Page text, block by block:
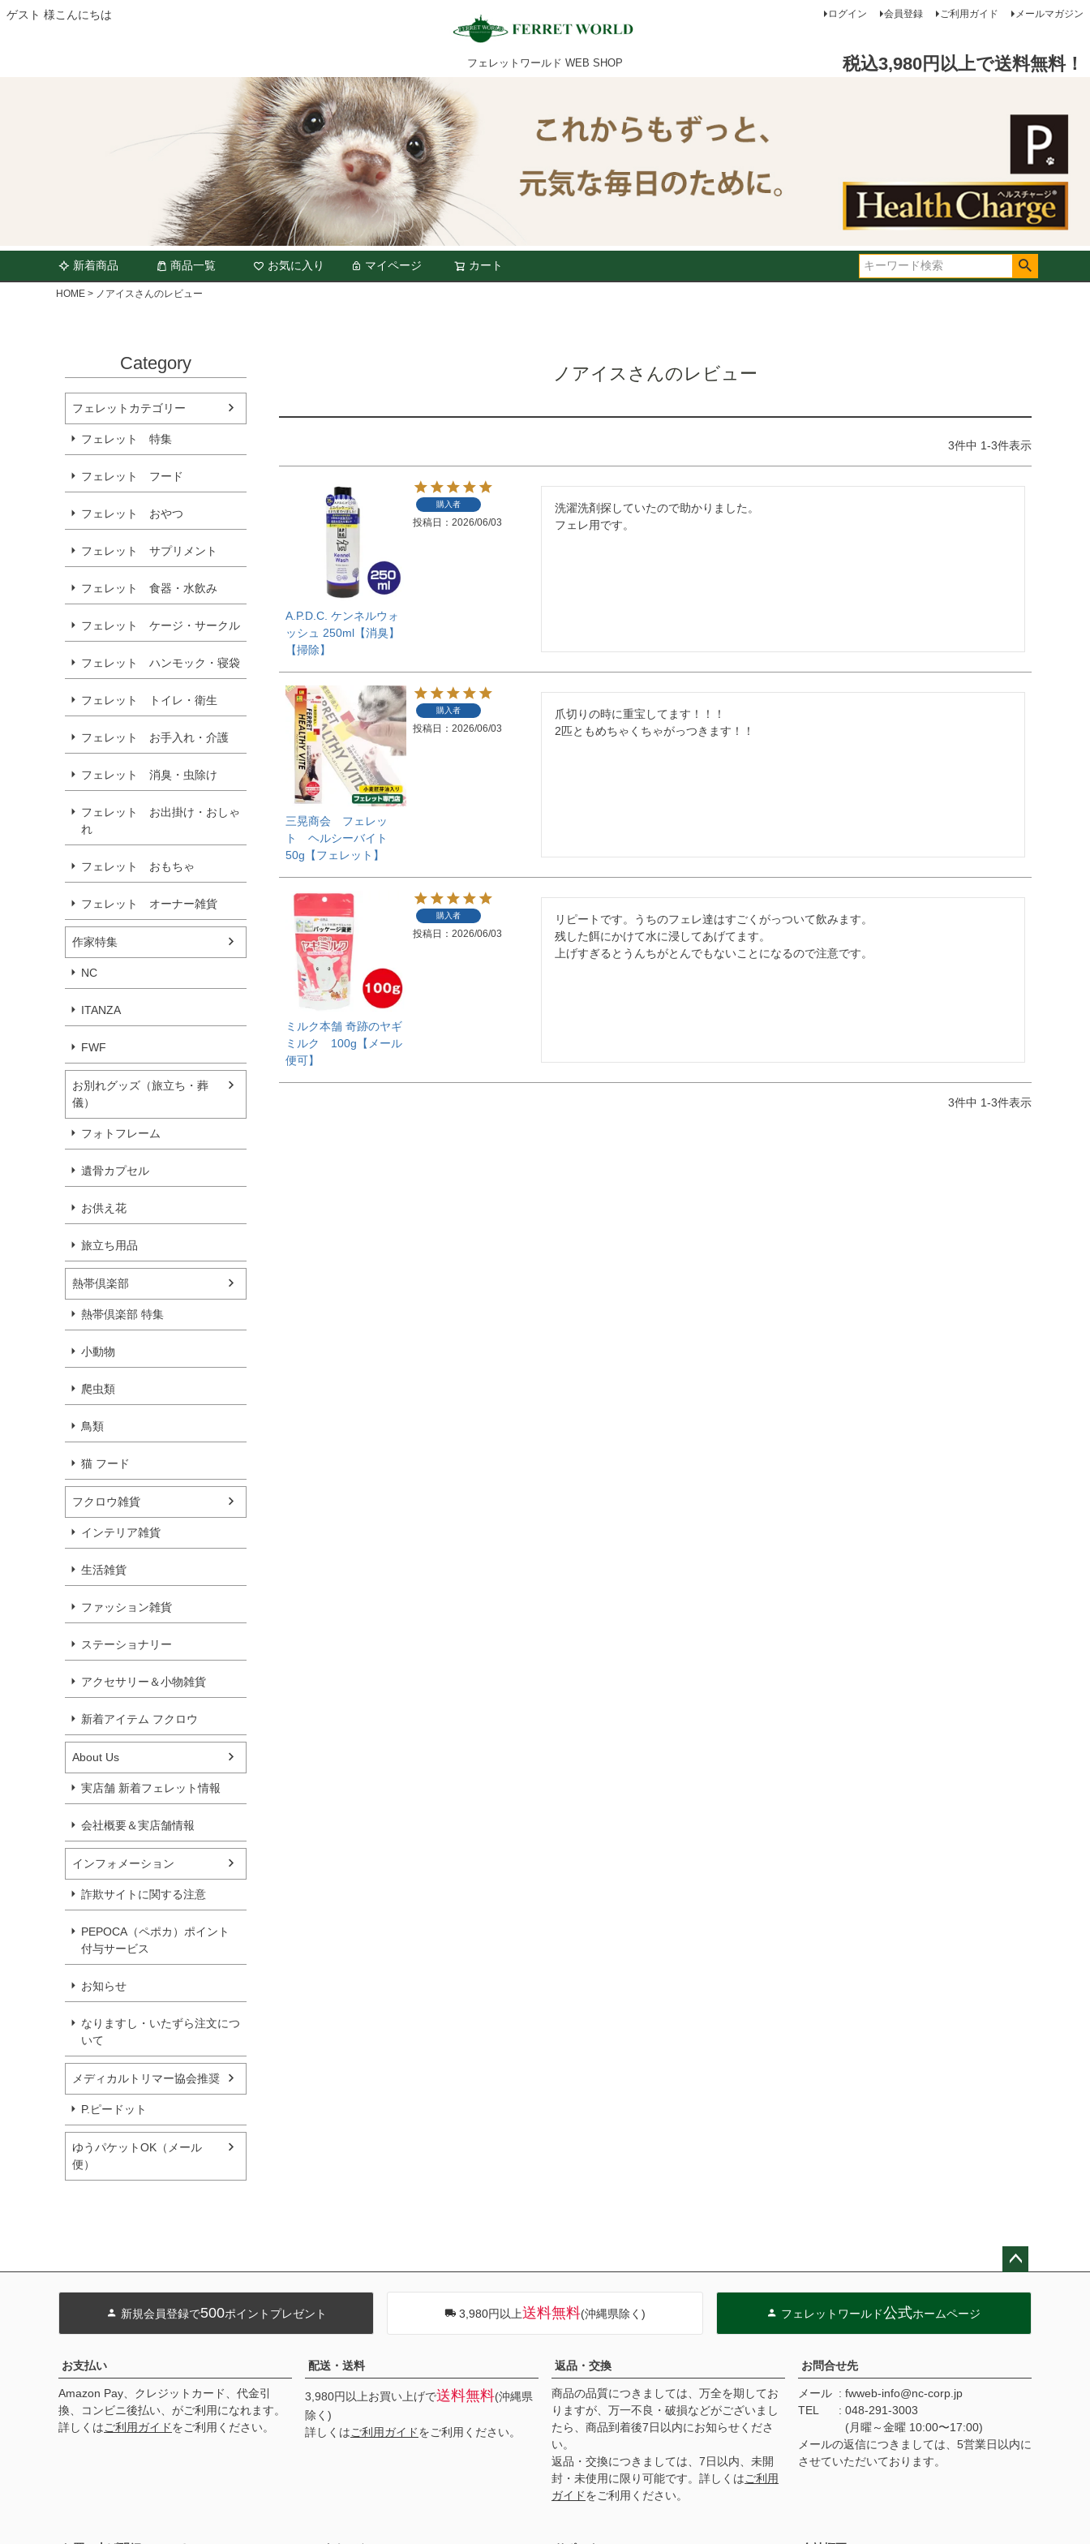
ゲスト 様こんにちは
フェレットワールド WEB SHOP
ログイン 会員登録 ご利用ガイド メールマガジン
税込3,980円以上で送料無料！
新着商品 商品一覧 お気に入り マイページ カート
HOME ノアイスさんのレビュー
Category
フェレットカテゴリー
フェレット 特集
フェレット フード
フェレット おやつ
フェレット サプリメント
フェレット 食器・水飲み
フェレット ケージ・サークル
フェレット ハンモック・寝袋
フェレット トイレ・衛生
フェレット お手入れ・介護
フェレット 消臭・虫除け
フェレット お出掛け・おしゃ
れ
フェレット おもちゃ
フェレット オーナー雑貨
作家特集
NC
ITANZA
FWF
お別れグッズ（旅立ち・葬
儀）
フォトフレーム
遺骨カプセル
お供え花
旅立ち用品
熱帯倶楽部
熱帯倶楽部 特集
小動物
爬虫類
鳥類
猫 フード
フクロウ雑貨
インテリア雑貨
生活雑貨
ファッション雑貨
ステーショナリー
アクセサリー＆小物雑貨
新着アイテム フクロウ
About Us
実店舗 新着フェレット情報
会社概要＆実店舗情報
インフォメーション
詐欺サイトに関する注意
PEPOCA（ペポカ）ポイント
付与サービス
お知らせ
なりますし・いたずら注文につ
いて
メディカルトリマー協会推奨
P.ピードット
ゆうパケットOK（メール
便）
ノアイスさんのレビュー
3件中 1-3件表示
A.P.D.C. ケンネルウォ
ッシュ 250ml【消臭】
【掃除】
購入者
投稿日 2026/06/03
洗濯洗剤探していたので助かりました。
フェレ用です。
三晃商会 フェレッ
ト ヘルシーバイト
50g【フェレット】
購入者
投稿日 2026/06/03
爪切りの時に重宝してます！！！
2匹ともめちゃくちゃがっつきます！！
ミルク本舗 奇跡のヤギ
ミルク 100g【メール
便可】
購入者
投稿日 2026/06/03
リピートです。うちのフェレ達はすごくがっついて飲みます。
残した餌にかけて水に浸してあげてます。
上げすぎるとうんちがとんでもないことになるので注意です。
3件中 1-3件表示
へ
新規会員登録で500ポイントプレゼント 3,980円以上送料無料(沖縄県除く) フェレットワールド公式ホームページ
お支払い
Amazon Pay、クレジットカード、代金引
換、コンビニ後払い、がご利用になれます。
詳しくはご利用ガイドをご利用ください。
配送・送料
3,980円以上お買い上げで送料無料(沖縄県
除く)
詳しくはご利用ガイドをご利用ください。
返品・交換
商品の品質につきましては、万全を期してお
りますが、万一不良・破損などがございまし
たら、商品到着後7日以内にお知らせくださ
い。
返品・交換につきましては、7日以内、未開
封・未使用に限り可能です。詳しくはご利用
ガイドをご利用ください。
お問合せ先
メール
fwweb-info@nc-corp.jp
TEL
048-291-3003
(月曜～金曜 10:00〜17:00)
メールの返信につきましては、5営業日以内に
させていただいております。